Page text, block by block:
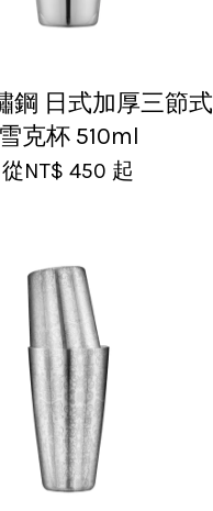
鋼 日式加厚三節式
克杯 510ml
從NT$ 450 起